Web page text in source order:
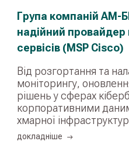
Група компаній АМ-
надійний провайдер
сервісів (MSP Cisco)
Від розгортання та
моніторингу,
рішень у сферах
корпоративними
хмарної
докладнiше